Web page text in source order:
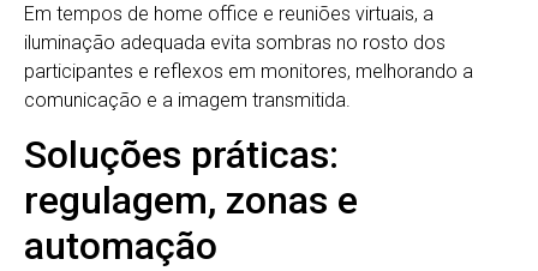
Em tempos de home office e reuniões virtuais, a
iluminação adequada evita sombras no rosto dos
participantes e reflexos em monitores, melhorando a
comunicação e a imagem transmitida.
Soluções práticas:
regulagem, zonas e
automação